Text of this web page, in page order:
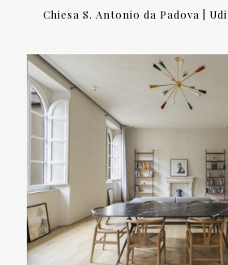
Chiesa S. Antonio da Padova |